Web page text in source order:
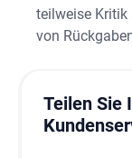
teilweise Kritik
von
Teilen Sie